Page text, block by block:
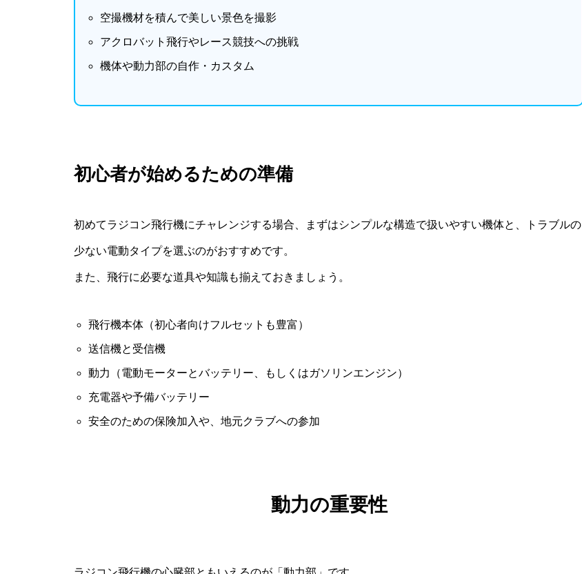
空撮機材を積んで美しい景色を撮影
アクロバット飛行やレース競技への挑戦
機体や動力部の自作・カスタム
初心者が始めるための準備
初めてラジコン飛行機にチャレンジする場合、まずはシンプルな構造で扱いやすい機体と、トラブルの
少ない電動タイプを選ぶのがおすすめです。
また、飛行に必要な道具や知識も揃えておきましょう。
飛行機本体（初心者向けフルセットも豊富）
送信機と受信機
動力（電動モーターとバッテリー、もしくはガソリンエンジン）
充電器や予備バッテリー
安全のための保険加入や、地元クラブへの参加
動力の重要性